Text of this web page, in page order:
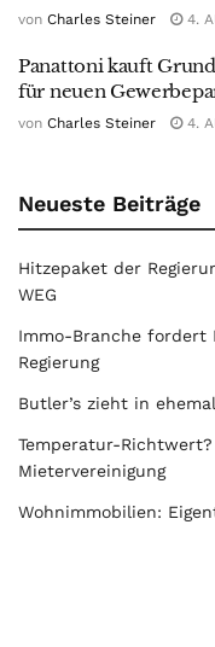
von Charles Steiner 4.
Panattoni kauft
für neuen
von Charles Steiner 4.
Neueste Beiträge
Hitzepaket der
WEG
Immo-Branche fordert
Regierung
Butler’s zieht in
Temperatur-
Mietervereinigung
Wohnimmobilien: